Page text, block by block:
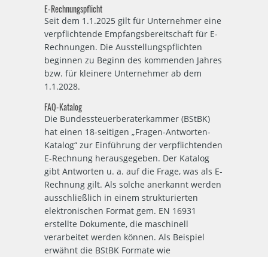
E-Rechnungspflicht
Seit dem 1.1.2025 gilt für Unternehmer eine
verpflichtende Empfangsbereitschaft für E-
Rechnungen. Die Ausstellungspflichten
beginnen zu Beginn des kommenden Jahres
bzw. für kleinere Unternehmer ab dem
1.1.2028.
FAQ-Katalog
Die Bundessteuerberaterkammer (BStBK)
hat einen 18-seitigen „Fragen-Antworten-
Katalog“ zur Einführung der verpflichtenden
E-Rechnung herausgegeben. Der Katalog
gibt Antworten u. a. auf die Frage, was als E-
Rechnung gilt. Als solche anerkannt werden
ausschließlich in einem strukturierten
elektronischen Format gem. EN 16931
erstellte Dokumente, die maschinell
verarbeitet werden können. Als Beispiel
erwähnt die BStBK Formate wie